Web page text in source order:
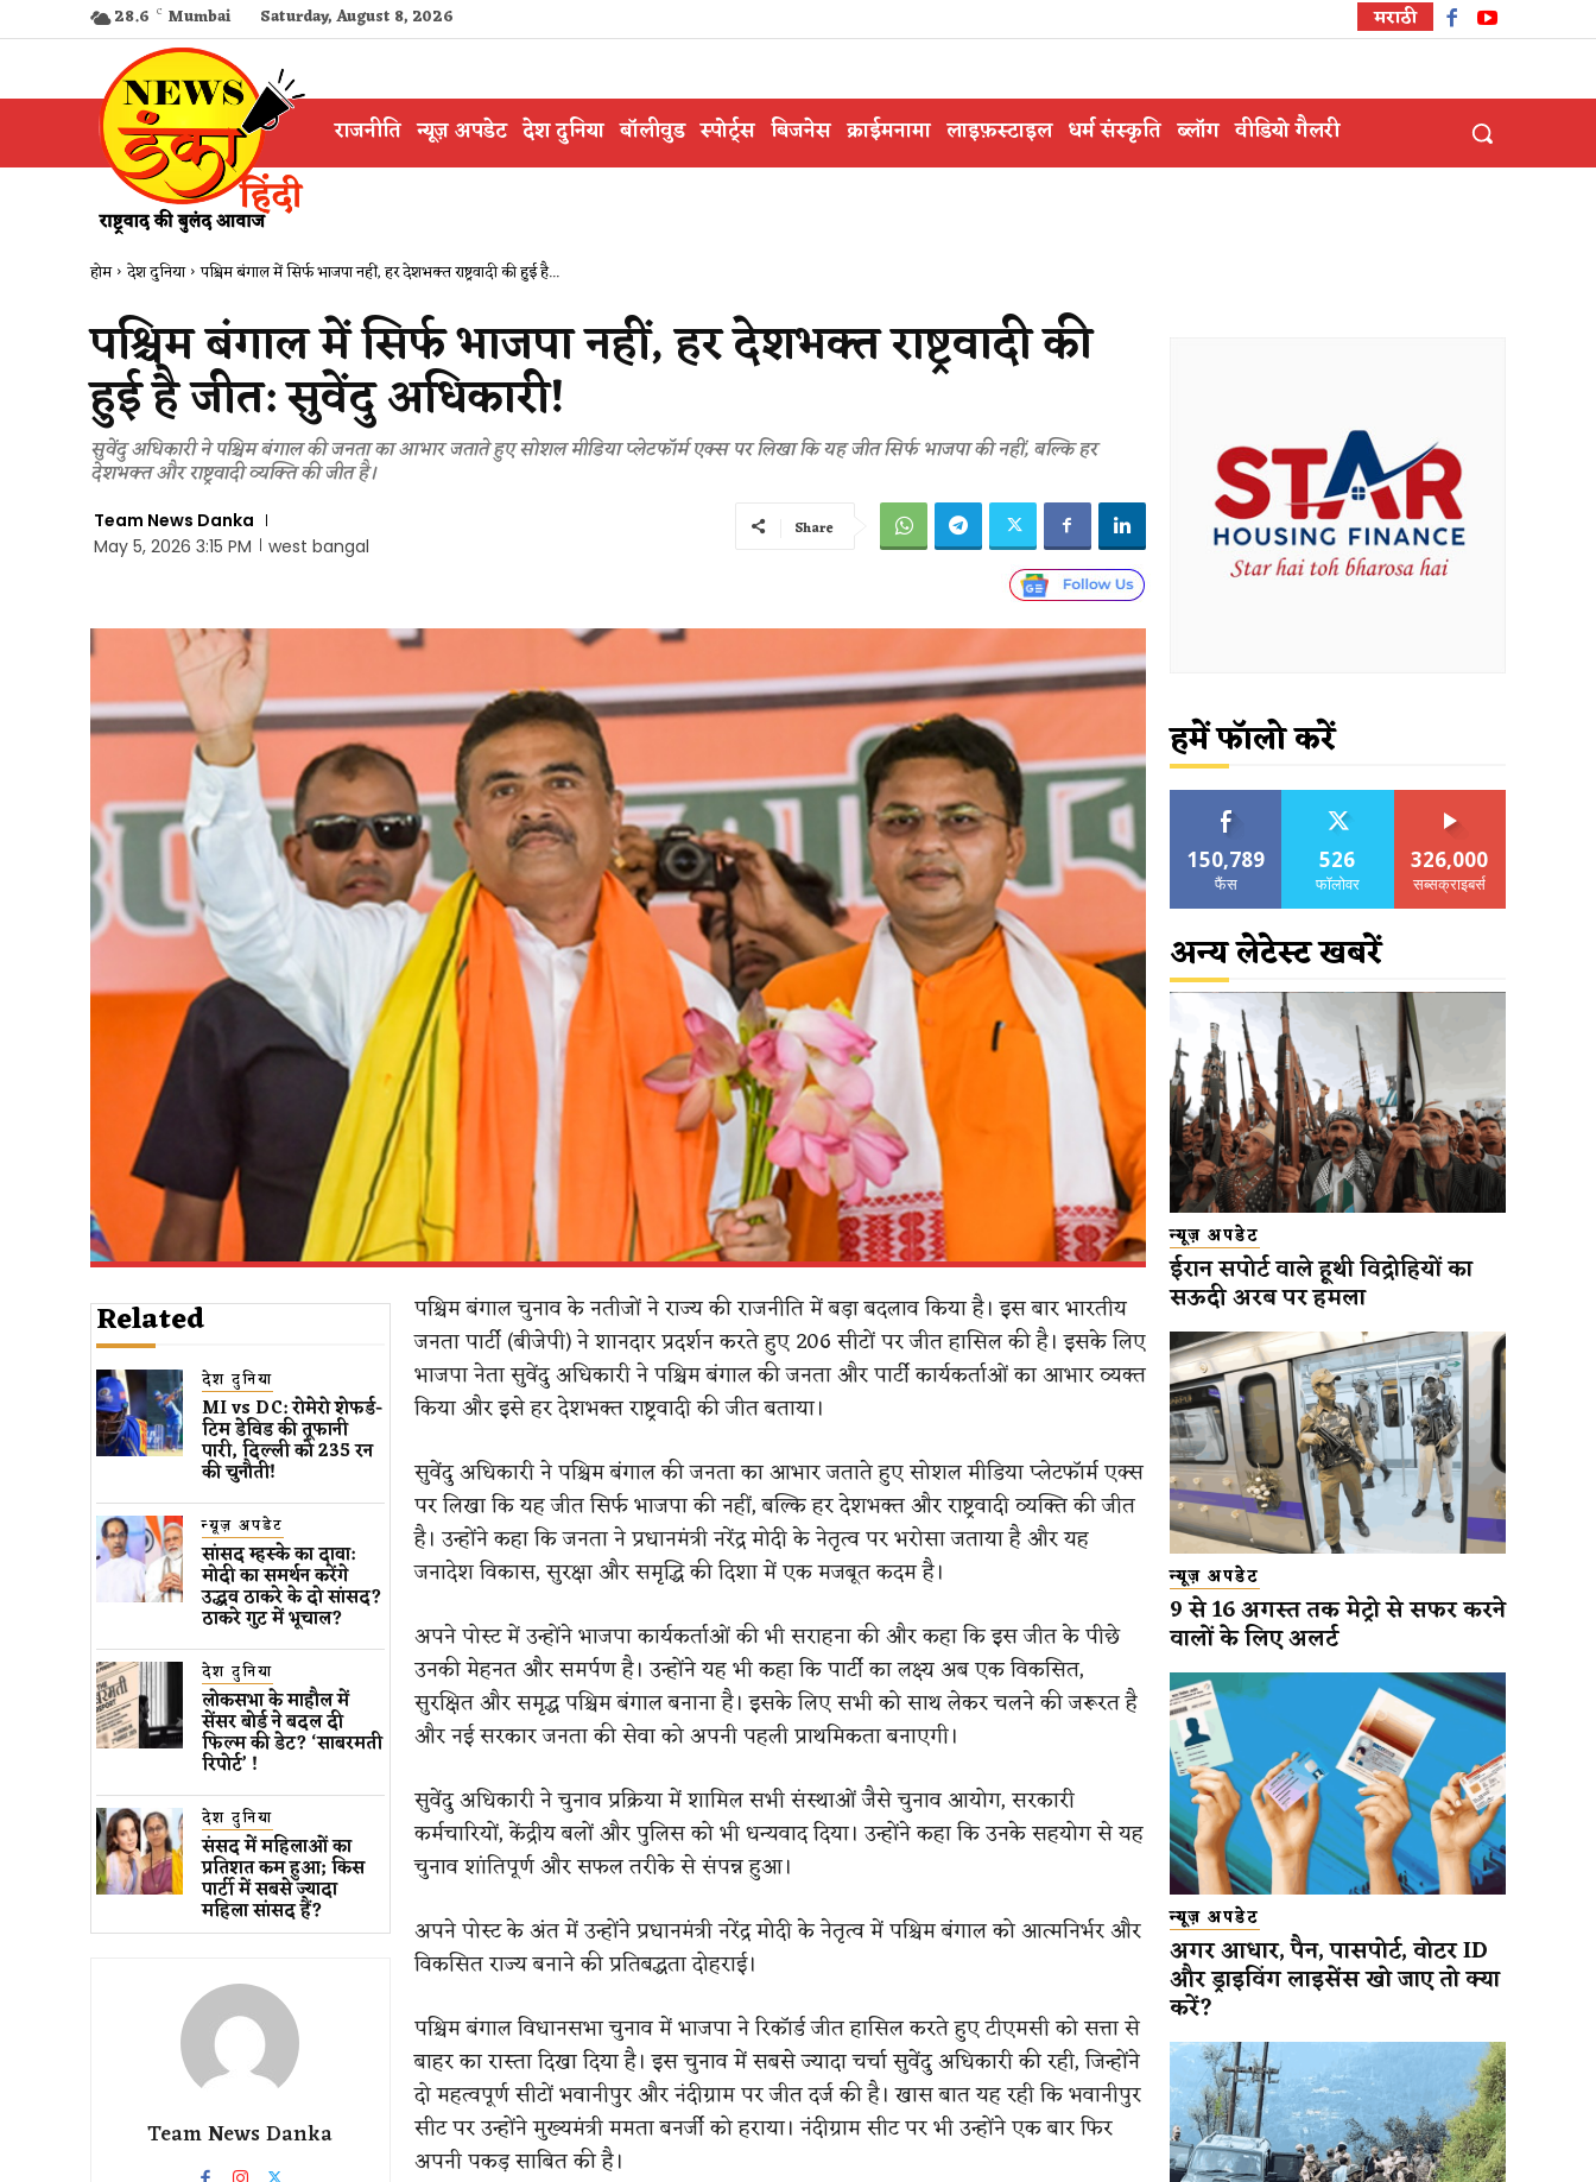
28.6 C Mumbai Saturday, August 8, 2026 मराठी
राजनीति न्यूज़ अपडेट देश दुनिया बॉलीवुड स्पोर्ट्स बिजनेस क्राईमनामा लाइफ़स्टाइल धर्म संस्कृति ब्लॉग वीडियो गैलरी
होम देश दुनिया पश्चिम बंगाल में सिर्फ भाजपा नहीं, हर देशभक्त राष्ट्रवादी की हुई है...
पश्चिम बंगाल में सिर्फ भाजपा नहीं, हर देशभक्त राष्ट्रवादी की
हुई है जीत: सुवेंदु अधिकारी!
सुवेंदु अधिकारी ने पश्चिम बंगाल की जनता का आभार जताते हुए सोशल मीडिया प्लेटफॉर्म एक्स पर लिखा कि यह जीत सिर्फ भाजपा की नहीं, बल्कि हर
देशभक्त और राष्ट्रवादी व्यक्ति की जीत है।
Team News Danka
May 5, 2026 3:15 PM
west bangal
Share
Related
देश दुनिया
MI vs DC: रोमेरो शेफर्ड-
टिम डेविड की तूफानी
पारी, दिल्ली को 235 रन
की चुनौती!
न्यूज़ अपडेट
सांसद म्हस्के का दावा:
मोदी का समर्थन करेंगे
उद्धव ठाकरे के दो सांसद?
ठाकरे गुट में भूचाल?
देश दुनिया
लोकसभा के माहौल में
सेंसर बोर्ड ने बदल दी
फिल्म की डेट? ‘साबरमती
रिपोर्ट’ !
देश दुनिया
संसद में महिलाओं का
प्रतिशत कम ​हुआ​; किस
पार्टी में सबसे ज्यादा
महिला सांसद हैं?
Team News Danka
पश्चिम बंगाल चुनाव के नतीजों ने राज्य की राजनीति में बड़ा बदलाव किया है। इस बार भारतीय
जनता पार्टी (बीजेपी) ने शानदार प्रदर्शन करते हुए 206 सीटों पर जीत हासिल की है। इसके लिए
भाजपा नेता सुवेंदु अधिकारी ने पश्चिम बंगाल की जनता और पार्टी कार्यकर्ताओं का आभार व्यक्त
किया और इसे हर देशभक्त राष्ट्रवादी की जीत बताया।
सुवेंदु अधिकारी ने पश्चिम बंगाल की जनता का आभार जताते हुए सोशल मीडिया प्लेटफॉर्म एक्स
पर लिखा कि यह जीत सिर्फ भाजपा की नहीं, बल्कि हर देशभक्त और राष्ट्रवादी व्यक्ति की जीत
है। उन्होंने कहा कि जनता ने प्रधानमंत्री नरेंद्र मोदी के नेतृत्व पर भरोसा जताया है और यह
जनादेश विकास, सुरक्षा और समृद्धि की दिशा में एक मजबूत कदम है।
अपने पोस्ट में उन्होंने भाजपा कार्यकर्ताओं की भी सराहना की और कहा कि इस जीत के पीछे
उनकी मेहनत और समर्पण है। उन्होंने यह भी कहा कि पार्टी का लक्ष्य अब एक विकसित,
सुरक्षित और समृद्ध पश्चिम बंगाल बनाना है। इसके लिए सभी को साथ लेकर चलने की जरूरत है
और नई सरकार जनता की सेवा को अपनी पहली प्राथमिकता बनाएगी।
सुवेंदु अधिकारी ने चुनाव प्रक्रिया में शामिल सभी संस्थाओं जैसे चुनाव आयोग, सरकारी
कर्मचारियों, केंद्रीय बलों और पुलिस को भी धन्यवाद दिया। उन्होंने कहा कि उनके सहयोग से यह
चुनाव शांतिपूर्ण और सफल तरीके से संपन्न हुआ।
अपने पोस्ट के अंत में उन्होंने प्रधानमंत्री नरेंद्र मोदी के नेतृत्व में पश्चिम बंगाल को आत्मनिर्भर और
विकसित राज्य बनाने की प्रतिबद्धता दोहराई।
पश्चिम बंगाल विधानसभा चुनाव में भाजपा ने रिकॉर्ड जीत हासिल करते हुए टीएमसी को सत्ता से
बाहर का रास्ता दिखा दिया है। इस चुनाव में सबसे ज्यादा चर्चा सुवेंदु अधिकारी की रही, जिन्होंने
दो महत्वपूर्ण सीटों भवानीपुर और नंदीग्राम पर जीत दर्ज की है। खास बात यह रही कि भवानीपुर
सीट पर उन्होंने मुख्यमंत्री ममता बनर्जी को हराया। नंदीग्राम सीट पर भी उन्होंने एक बार फिर
अपनी पकड़ साबित की है।
हमें फॉलो करें
150,789
फैंस
526
फॉलोवर
326,000
सब्सक्राइबर्स
अन्य लेटेस्ट खबरें
न्यूज़ अपडेट
ईरान सपोर्ट वाले हूथी विद्रोहियों का
सऊदी अरब पर हमला
न्यूज़ अपडेट
9 से 16 अगस्त तक मेट्रो से सफर करने
वालों के लिए अलर्ट
न्यूज़ अपडेट
अगर आधार, पैन, पासपोर्ट, वोटर ID
और ड्राइविंग लाइसेंस खो जाए तो क्या
करें?